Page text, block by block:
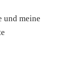
und meine